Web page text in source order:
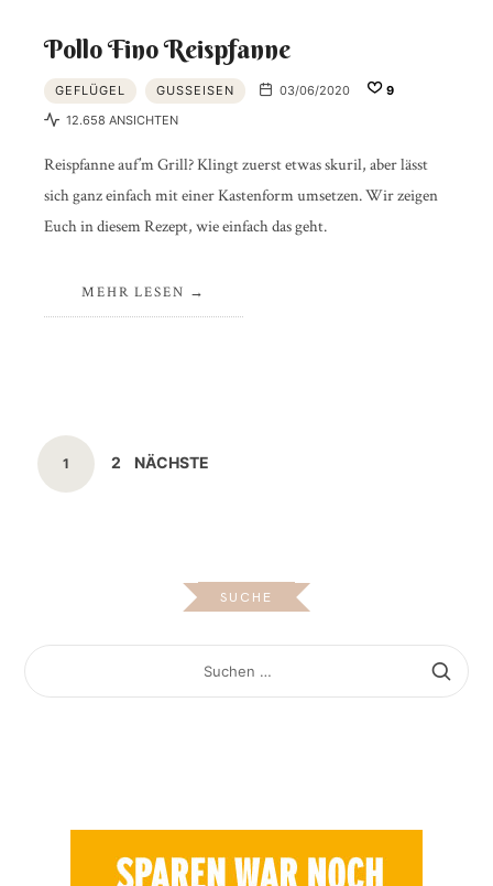
Pollo Fino Reispfanne
GEFLÜGEL GUSSEISEN 03/06/2020
9
12.658 ANSICHTEN
Reispfanne auf’m Grill? Klingt zuerst etwas skuril, aber lässt
sich ganz einfach mit einer Kastenform umsetzen. Wir zeigen
Euch in diesem Rezept, wie einfach das geht.
MEHR LESEN
Beitragsnavigation
SEITE
1 SEITE
2 NÄCHSTE
SUCHE
SUCHEN